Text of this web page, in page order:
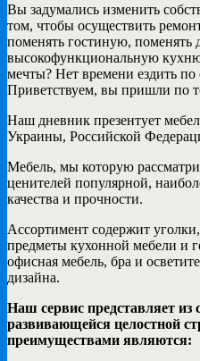
Вы задумались изменить
том, чтобы осуществить
поменять гостиную, поменять
высокофункциональную
мечты? Нет времени ездить по
Приветствуем, вы пришли по
Наш дневник презентует
Украины, Российской
Мебель, мы которую
ценителей популярной,
качества и прочности.
Ассортимент содержит
предметы кухонной мебели и
офисная мебель, бра и
дизайна.
Наш сервис представляет из
развивающейся целостной
преимуществами являются: